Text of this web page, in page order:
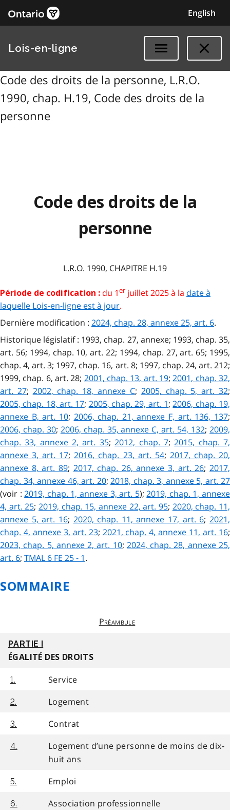
English
Lois-en-ligne
Code des droits de la personne, L.R.O.
1990, chap. H.19, Code des droits de la
personne
Code des droits de la
personne
L.R.O. 1990, CHAPITRE H.19
Période de codification : du 1er juillet 2025 à la date à
laquelle Lois-en-ligne est à jour.
Dernière modification : 2024, chap. 28, annexe 25, art. 6.
Historique législatif : 1993, chap. 27, annexe; 1993, chap. 35,
art. 56; 1994, chap. 10, art. 22; 1994, chap. 27, art. 65; 1995,
chap. 4, art. 3; 1997, chap. 16, art. 8; 1997, chap. 24, art. 212;
1999, chap. 6, art. 28; 2001, chap. 13, art. 19;2001, chap. 32,
art. 27; 2002, chap. 18, annexe C; 2005, chap. 5, art. 32;
2005, chap. 18, art. 17; 2005, chap. 29, art. 1;2006, chap. 19,
annexe B, art. 10; 2006, chap. 21, annexe F, art. 136, 137;
2006, chap. 30; 2006, chap. 35, annexe C, art. 54, 132;2009,
chap. 33, annexe 2, art. 35;2012, chap. 7;2015, chap. 7,
annexe 3, art. 17;2016, chap. 23, art. 54; 2017, chap. 20,
annexe 8, art. 89; 2017, chap. 26, annexe 3, art. 26;2017,
chap. 34, annexe 46, art. 20; 2018, chap. 3, annexe 5, art. 27
(voir :2019, chap. 1, annexe 3, art. 5);2019, chap. 1, annexe
4, art. 25;2019, chap. 15, annexe 22, art. 95; 2020, chap. 11,
annexe 5, art. 16; 2020, chap. 11, annexe 17, art. 6;2021,
chap. 4, annexe 3, art. 23; 2021, chap. 4, annexe 11, art. 16;
2023, chap. 5, annexe 2, art. 10; 2024, chap. 28, annexe 25,
art. 6; TMAL 6 FE 25 - 1.
SOMMAIRE
Préambule
PARTIE I
ÉGALITÉ DES DROITS
1. Service
2. Logement
3. Contrat
4.
Logement d’une personne de moins de dix-
huit ans
5. Emploi
6. Association professionnelle